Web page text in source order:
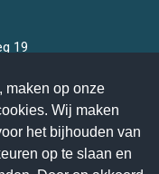
maken op onze
Wij maken
het bijhouden van
op te slaan en
19